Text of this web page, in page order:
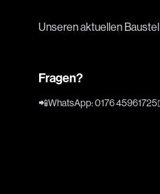
Unseren aktuellen
Fragen?
📲WhatsApp:0176 45961725